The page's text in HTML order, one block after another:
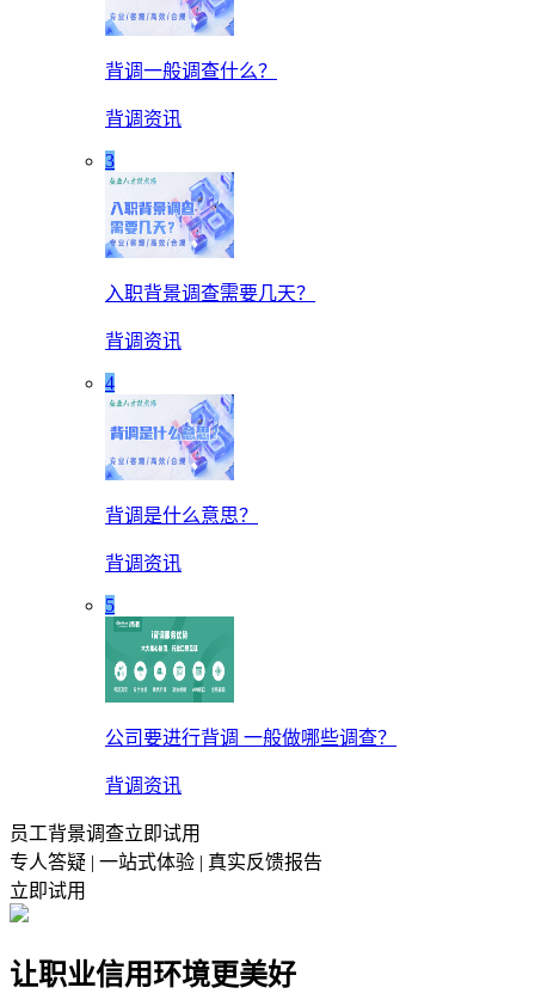
背调一般调查什么？
背调资讯
3
入职背景调查需要几天？
背调资讯
4
背调是什么意思？
背调资讯
5
公司要进行背调 一般做哪些调查？
背调资讯
员工背景调查立即试用
专人答疑 | 一站式体验 | 真实反馈报告
立即试用
让职业信用环境更美好